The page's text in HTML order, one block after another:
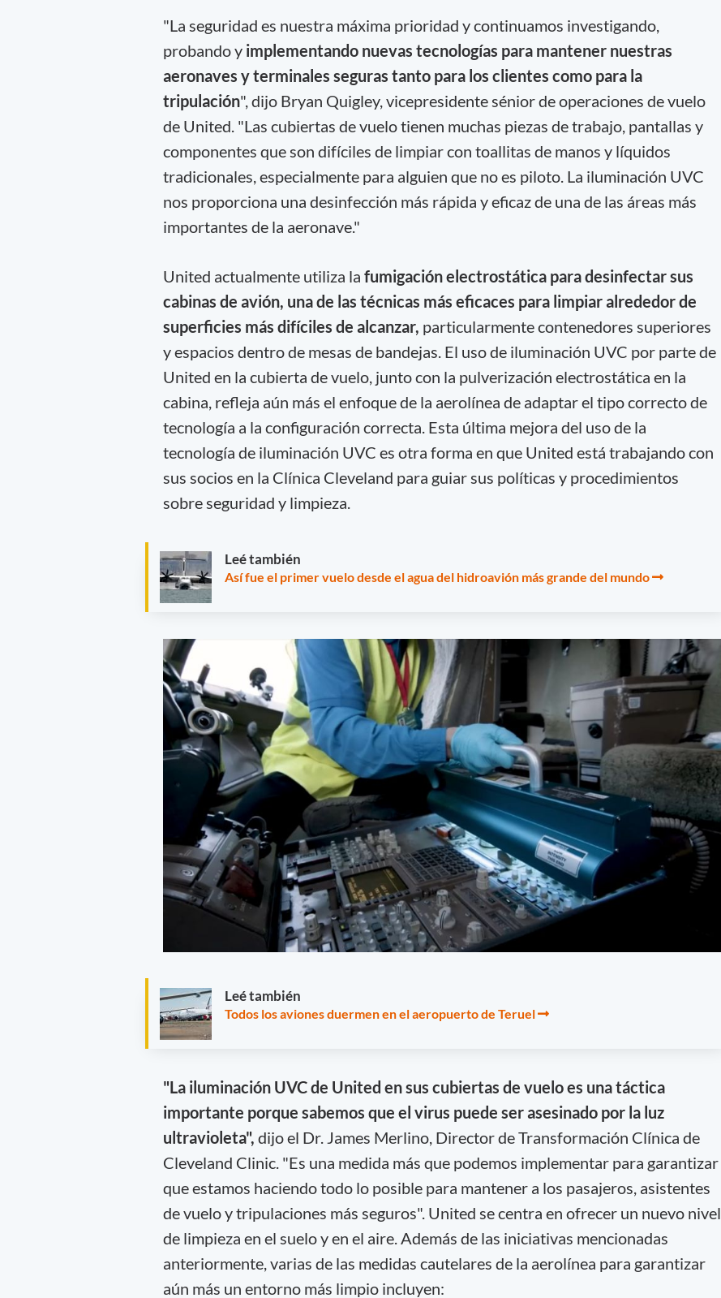
"La seguridad es nuestra máxima prioridad y continuamos investigando,
probando y implementando nuevas tecnologías para mantener nuestras
aeronaves y terminales seguras tanto para los clientes como para la
tripulación", dijo Bryan Quigley, vicepresidente sénior de operaciones de vuelo
de United. "Las cubiertas de vuelo tienen muchas piezas de trabajo, pantallas y
componentes que son difíciles de limpiar con toallitas de manos y líquidos
tradicionales, especialmente para alguien que no es piloto. La iluminación UVC
nos proporciona una desinfección más rápida y eficaz de una de las áreas más
importantes de la aeronave."
United actualmente utiliza la fumigación electrostática para desinfectar sus
cabinas de avión, una de las técnicas más eficaces para limpiar alrededor de
superficies más difíciles de alcanzar, particularmente contenedores superiores
y espacios dentro de mesas de bandejas. El uso de iluminación UVC por parte de
United en la cubierta de vuelo, junto con la pulverización electrostática en la
cabina, refleja aún más el enfoque de la aerolínea de adaptar el tipo correcto de
tecnología a la configuración correcta. Esta última mejora del uso de la
tecnología de iluminación UVC es otra forma en que United está trabajando con
sus socios en la Clínica Cleveland para guiar sus políticas y procedimientos
sobre seguridad y limpieza.
Leé también
Así fue el primer vuelo desde el agua del hidroavión más grande del mundo
Leé también
Todos los aviones duermen en el aeropuerto de Teruel
"La iluminación UVC de United en sus cubiertas de vuelo es una táctica
importante porque sabemos que el virus puede ser asesinado por la luz
ultravioleta", dijo el Dr. James Merlino, Director de Transformación Clínica de
Cleveland Clinic. "Es una medida más que podemos implementar para garantizar
que estamos haciendo todo lo posible para mantener a los pasajeros, asistentes
de vuelo y tripulaciones más seguros". United se centra en ofrecer un nuevo nivel
de limpieza en el suelo y en el aire. Además de las iniciativas mencionadas
anteriormente, varias de las medidas cautelares de la aerolínea para garantizar
aún más un entorno más limpio incluyen: